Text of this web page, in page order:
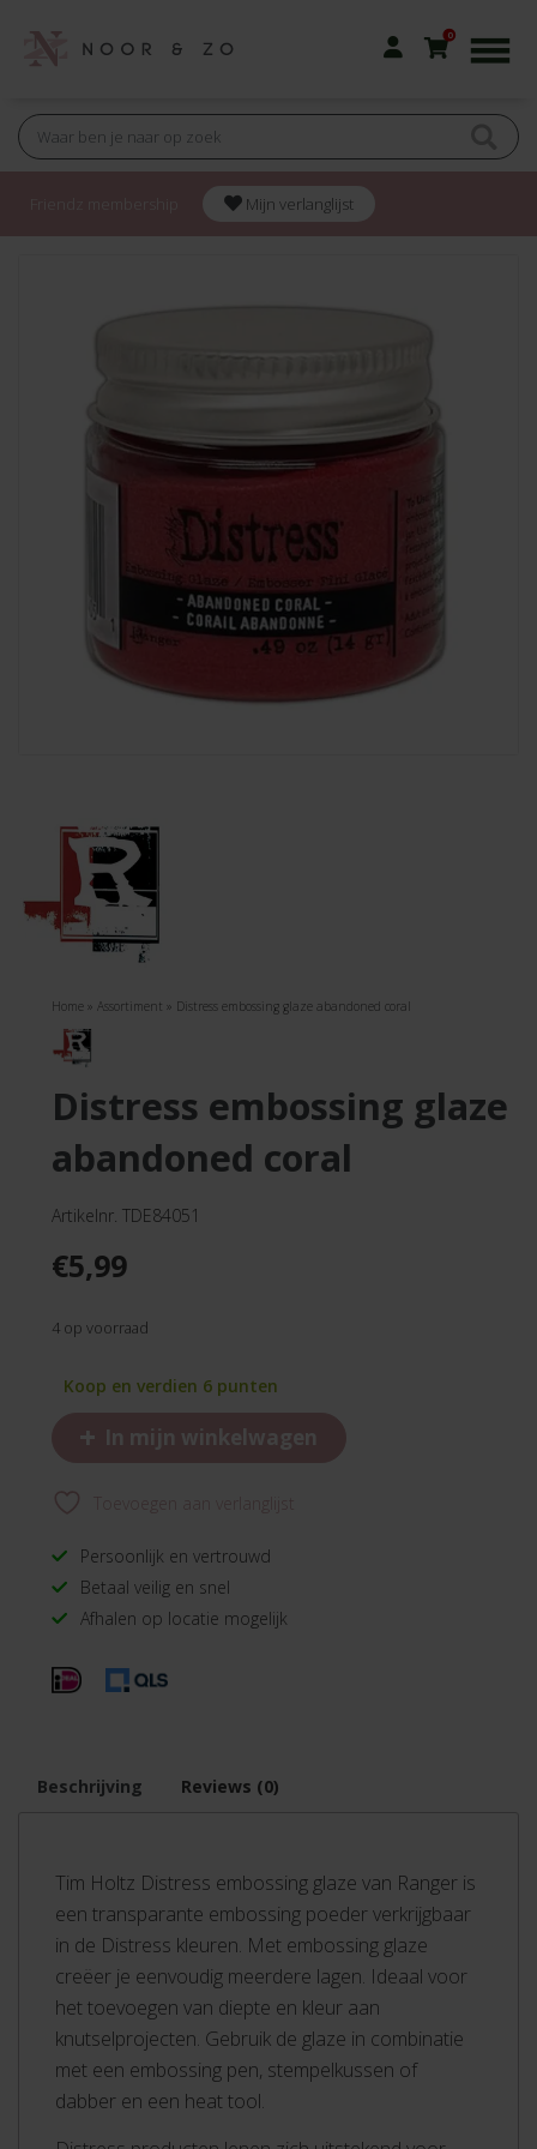
0
Mijn verlanglijst
Home » Assortiment » Distress embossing glaze abandoned coral
distress embossing glaze
abandoned coral
Artikelnr. TDE84051
€5,99
4 op voorraad
Koop en verdien 6 punten
+ In mijn winkelwagen
Persoonlijk en vertrouwd
Betaal veilig en snel
Afhalen op locatie mogelijk
Beschrijving Reviews (0)
Tim Holtz Distress embossing glaze van Ranger is
een transparante embossing poeder verkrijgbaar
in de Distress kleuren. Met embossing glaze
creëer je eenvoudig meerdere lagen. Ideaal voor
het toevoegen van diepte en kleur aan
knutselprojecten. Gebruik de glaze in combinatie
met een embossing pen, stempelkussen of
dabber en een heat tool.